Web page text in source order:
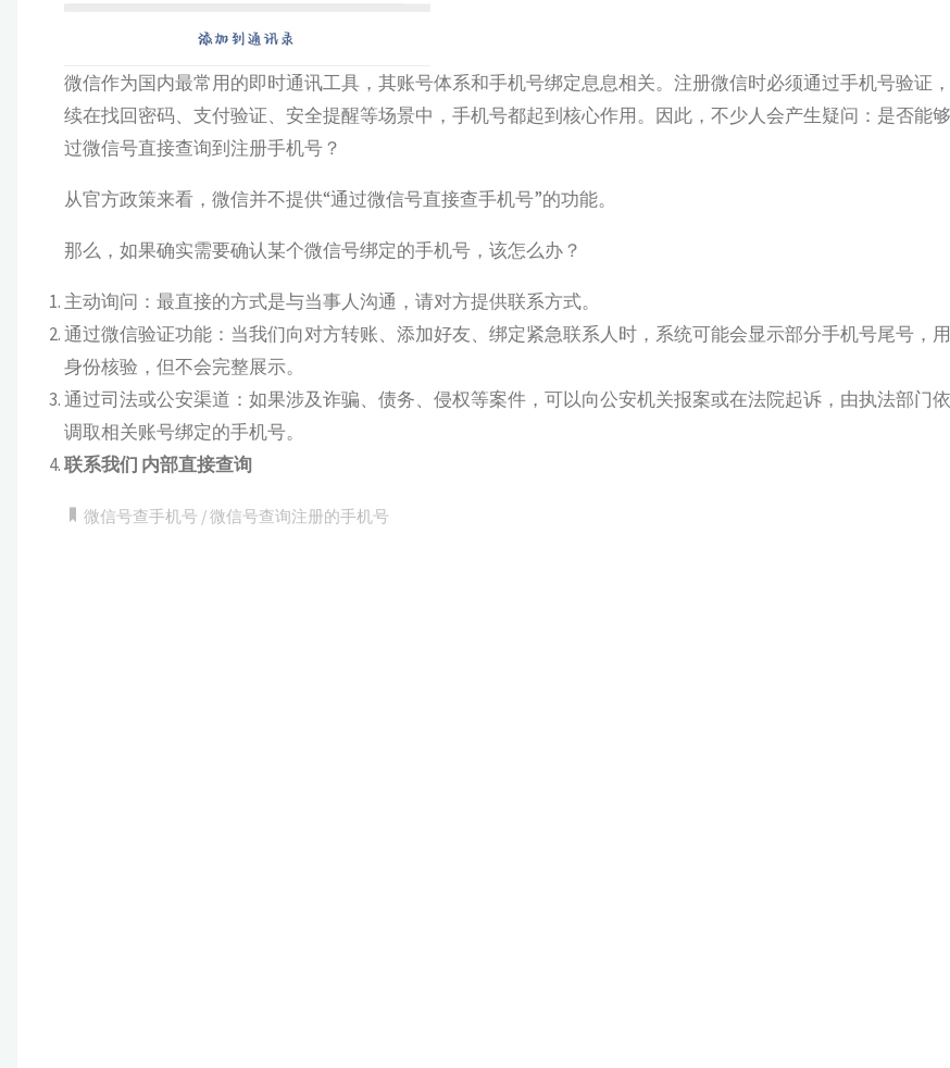
微信作为国内最常用的即时通讯工具，其账号体系和手机号绑定息息相关。注册微信时必须通过手机号验证
续在找回密码、支付验证、安全提醒等场景中，手机号都起到核心作用。因此，不少人会产生疑问：是否能
过微信号直接查询到注册手机号？
从官方政策来看，微信并不提供“通过微信号直接查手机号”的功能。
那么，如果确实需要确认某个微信号绑定的手机号，该怎么办？
主动询问：最直接的方式是与当事人沟通，请对方提供联系方式。
通过微信验证功能：当我们向对方转账、添加好友、绑定紧急联系人时，系统可能会显示部分手机号尾号，
身份核验，但不会完整展示。
通过司法或公安渠道：如果涉及诈骗、债务、侵权等案件，可以向公安机关报案或在法院起诉，由执法部门
调取相关账号绑定的手机号。
联系我们 内部直接查询
微信号查手机号 /微信号查询注册的手机号